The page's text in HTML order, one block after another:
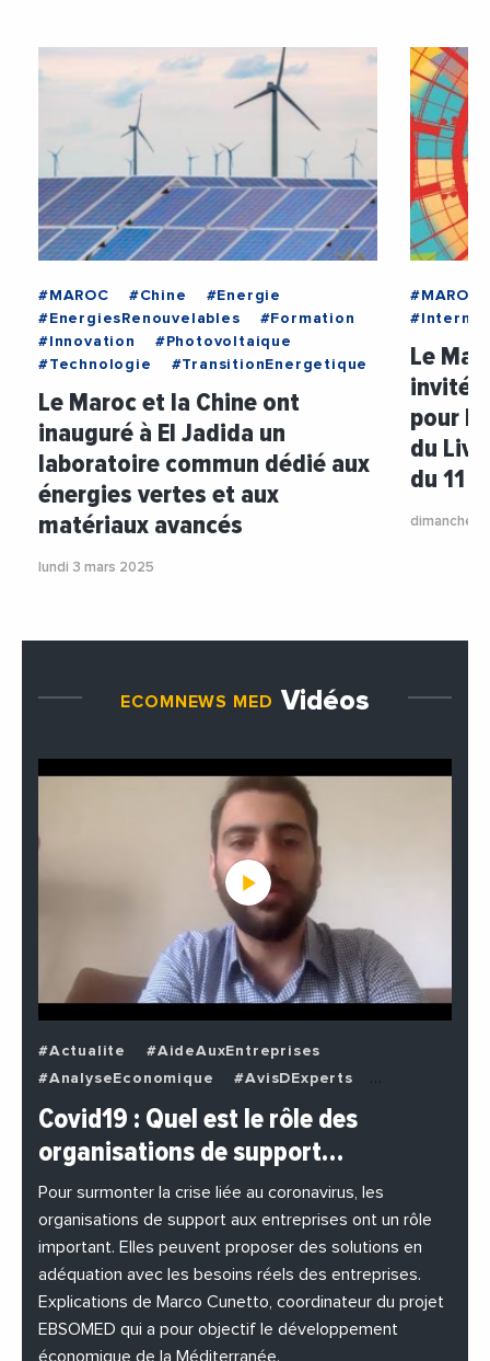
#MAROC #Chine
#Energie
#EnergiesRenouvelables
#Formation
#Innovation
#Photovoltaique
#Technologie
#TransitionEnergetique
Le Maroc et la Chine ont
inauguré à El Jadida un
laboratoire commun dédié aux
énergies vertes et aux
matériaux avancés
lundi 3 mars 2025
#MAROC
Le
invité
pour
du
du 11
dimanche 2
ECOMNEWS MED Vidéos
#Actualite
#AideAuxEntreprises
#AnalyseEconomique
#AvisDExperts
#BuzzNews
#Decideurs
#EchangesMediterraneens
#Economie
#EnDirectDe
#Entreprises
#Institutions
#PhotosEtVideos
Covid19 : Quel est le rôle des
organisations de support…
Pour surmonter la crise liée au coronavirus, les
organisations de support aux entreprises ont un rôle
important. Elles peuvent proposer des solutions en
adéquation avec les besoins réels des entreprises.
Explications de Marco Cunetto, coordinateur du projet
EBSOMED qui a pour objectif le développement
économique de la Méditerranée.